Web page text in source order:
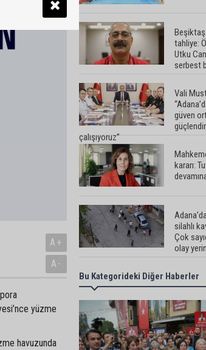
A+
A-
yüzme
havuzunda
Beşiktaş
tahliye:
Utku
serbest
Vali
güven
çalışıyoruz”
kararı:
silahlı
Çok
olay
Bu Kategorideki Diğer Haberler